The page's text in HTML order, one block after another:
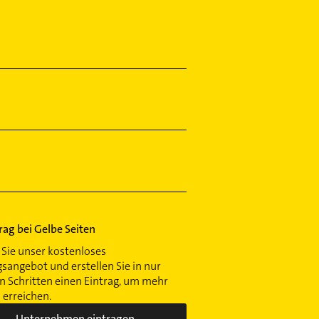
bei Gelbe Seiten
unser kostenloses
und erstellen Sie in nur
Schritten einen Eintrag, um mehr
erreichen.